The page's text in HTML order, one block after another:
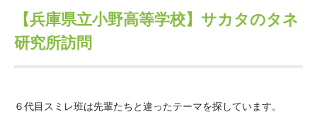
沿革 40年史デジタルブック
役員・評議員 公開情報
神戸賞 長期大型研究助成
大学院生奨学金
国際学生交流プログラ
その他情報
【兵庫県立小野高等学校】サカタのタネ
研究所訪問
６代目スミレ班は先輩たちと違ったテーマを探しています。